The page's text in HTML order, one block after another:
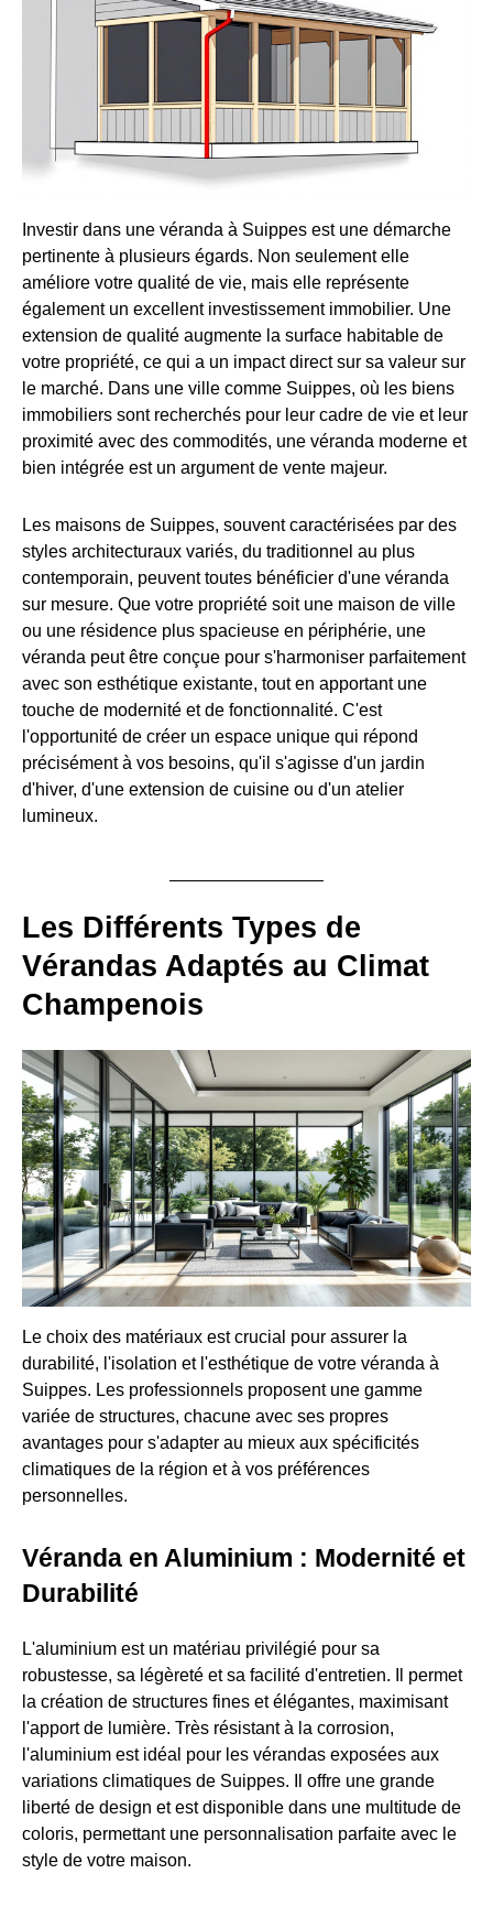
Investir dans une véranda à Suippes est une démarche
pertinente à plusieurs égards. Non seulement elle
améliore votre qualité de vie, mais elle représente
également un excellent investissement immobilier. Une
extension de qualité augmente la surface habitable de
votre propriété, ce qui a un impact direct sur sa valeur sur
le marché. Dans une ville comme Suippes, où les biens
immobiliers sont recherchés pour leur cadre de vie et leur
proximité avec des commodités, une véranda moderne et
bien intégrée est un argument de vente majeur.
Les maisons de Suippes, souvent caractérisées par des
styles architecturaux variés, du traditionnel au plus
contemporain, peuvent toutes bénéficier d'une véranda
sur mesure. Que votre propriété soit une maison de ville
ou une résidence plus spacieuse en périphérie, une
véranda peut être conçue pour s'harmoniser parfaitement
avec son esthétique existante, tout en apportant une
touche de modernité et de fonctionnalité. C'est
l'opportunité de créer un espace unique qui répond
précisément à vos besoins, qu'il s'agisse d'un jardin
d'hiver, d'une extension de cuisine ou d'un atelier
lumineux.
Les Différents Types de
Vérandas Adaptés au Climat
Champenois
Le choix des matériaux est crucial pour assurer la
durabilité, l'isolation et l'esthétique de votre véranda à
Suippes. Les professionnels proposent une gamme
variée de structures, chacune avec ses propres
avantages pour s'adapter au mieux aux spécificités
climatiques de la région et à vos préférences
personnelles.
Véranda en Aluminium : Modernité et
Durabilité
L'aluminium est un matériau privilégié pour sa
robustesse, sa légèreté et sa facilité d'entretien. Il permet
la création de structures fines et élégantes, maximisant
l'apport de lumière. Très résistant à la corrosion,
l'aluminium est idéal pour les vérandas exposées aux
variations climatiques de Suippes. Il offre une grande
liberté de design et est disponible dans une multitude de
coloris, permettant une personnalisation parfaite avec le
style de votre maison.